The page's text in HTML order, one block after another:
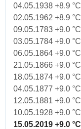
04.05.1938 +8.9 °C
02.05.1962 +8.9 °C
09.05.1783 +9.0 °C
03.05.1784 +9.0 °C
06.05.1864 +9.0 °C
21.05.1866 +9.0 °C
18.05.1874 +9.0 °C
04.05.1877 +9.0 °C
12.05.1881 +9.0 °C
10.05.1928 +9.0 °C
15.05.2019 +9.0 °C